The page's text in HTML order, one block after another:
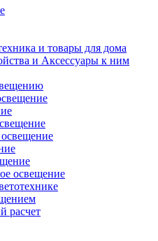
и товары для дома
и Аксессуары к ним
освещение
расчет